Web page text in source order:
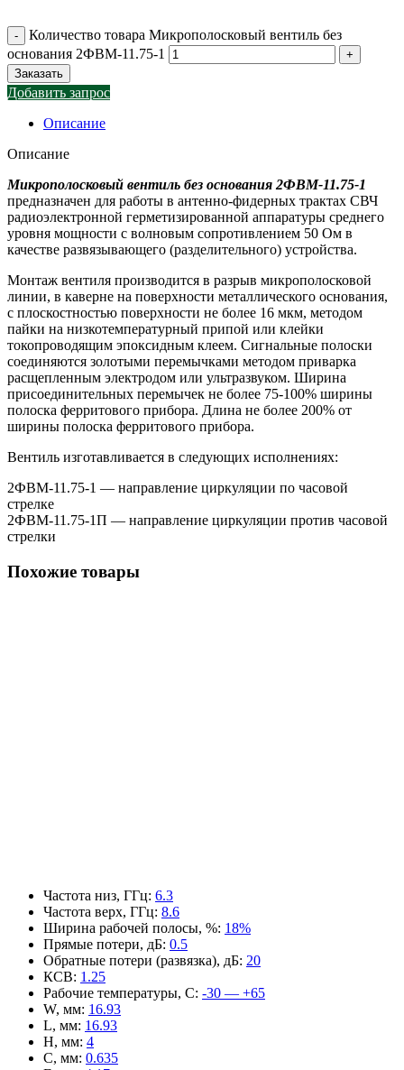
Количество товара Микрополосковый вентиль без
основания 2ФВМ-11.75-1
Заказать
Добавить запрос
Описание
Описание
Микрополосковый вентиль без основания 2ФВМ-11.75-1
предназначен для работы в антенно-фидерных трактах СВЧ
радиоэлектронной герметизированной аппаратуры среднего
уровня мощности с волновым сопротивлением 50 Ом в
качестве развязывающего (разделительного) устройства.
Монтаж вентиля производится в разрыв микрополосковой
линии, в каверне на поверхности металлического основания,
с плоскостностью поверхности не более 16 мкм, методом
пайки на низкотемпературный припой или клейки
токопроводящим эпоксидным клеем. Сигнальные полоски
соединяются золотыми перемычками методом приварка
расщепленным электродом или ультразвуком. Ширина
присоединительных перемычек не более 75-100% ширины
полоска ферритового прибора. Длина не более 200% от
ширины полоска ферритового прибора.
Вентиль изготавливается в следующих исполнениях:
2ФВМ-11.75-1 — направление циркуляции по часовой
стрелке
2ФВМ-11.75-1П — направление циркуляции против часовой
стрелки
Похожие товары
Частота низ, ГГц: 6.3
Частота верх, ГГц: 8.6
Ширина рабочей полосы, %: 18%
Прямые потери, дБ: 0.5
Обратные потери (развязка), дБ: 20
КСВ: 1.25
Рабочие температуры, С: -30 — +65
W, мм: 16.93
L, мм: 16.93
H, мм: 4
C, мм: 0.635